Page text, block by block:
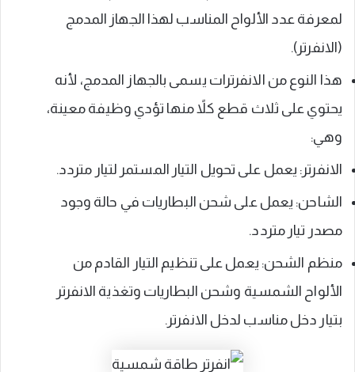
لمعرفة عدد الألواح المناسب لهذا الجهاز المدمج
(الانفرتر).
هذا النوع من الانفرترات يسمى بالجهاز المدمج، لأنه
يحتوي على ثلاث قطع كلاً منها تؤدي وظيفة معينة،
وهي:
الانفرتر: يعمل على تحويل التيار المستمر لتيار متردد.
الشاحن: يعمل على شحن البطاريات في حالة وجود
مصدر تيار متردد.
منظم الشحن: يعمل على تنظيم التيار القادم من
الألواح الشمسية وشحن البطاريات وتغذية الانفرتر
بتيار دخل مناسب لدخل الانفرتر.